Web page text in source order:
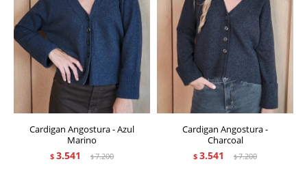
Cardigan Angostura - Azul
Marino
$ 3.541 $7.200
Cardigan Angostura -
Charcoal
$ 3.541 $7.200